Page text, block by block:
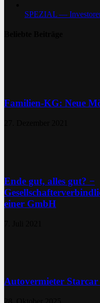
SPEZIAL —
Familien-KG: Neue
Ende gut, alles gut? −
einer GmbH
Autovermieter